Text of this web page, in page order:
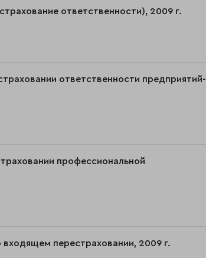
ответственности), 2009 г.
ответственности предприятий-
профессиональной
перестраховании, 2009 г.